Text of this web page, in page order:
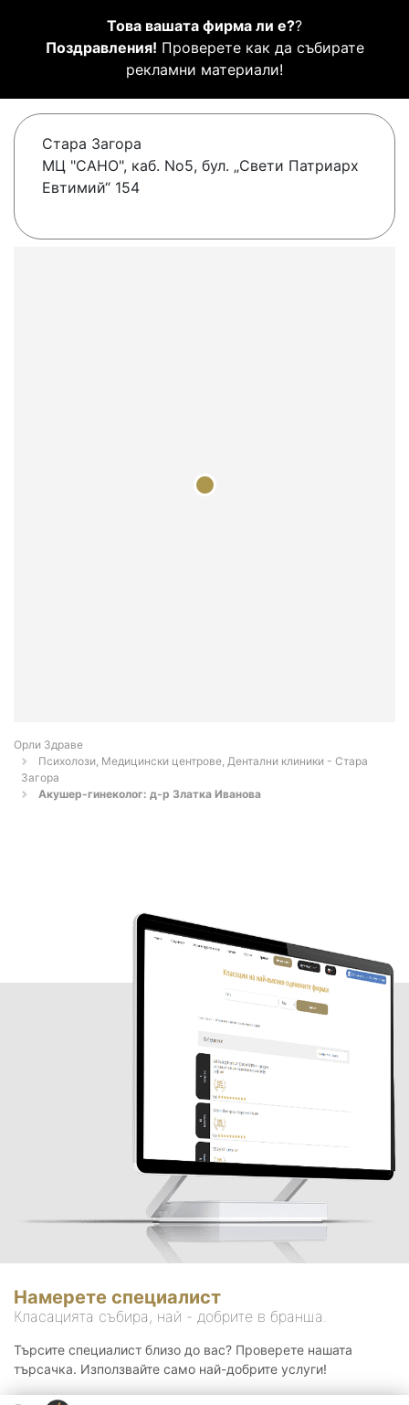
Това вашата фирма ли е??
Поздравления! Проверете как да събирате
рекламни материали!
Стара Загора
МЦ "САНО", каб. No5, бул. „Свети Патриарх
Евтимий“ 154
Орли Здраве
Психолози, Медицински центрове, Дентални клиники - Стара
Загора
Акушер-гинеколог: д-р Златка Иванова
Намерете специалист
Класацията събира, най - добрите в бранша.
Търсите специалист близо до вас? Проверете нашата
търсачка. Използвайте само най-добрите услуги!